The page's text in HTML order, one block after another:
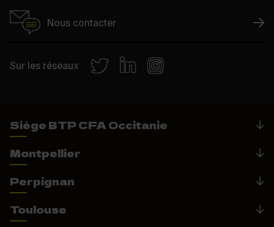
Nous contacter
Sur les réseaux
Siège BTP CFA Occitanie
Montpellier
Perpignan
Toulouse